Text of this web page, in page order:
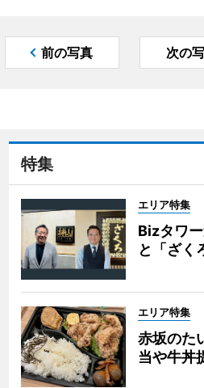
前の写真 次の
特集
エリア特集
Bizタワ
と「ざく
エリア特集
赤坂のた
当や牛丼